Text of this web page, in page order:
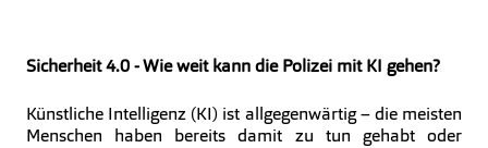
Sicherheit 4.0 - Wie weit kann die Polizei mit KI gehen?
Künstliche Intelligenz (KI) ist allgegenwärtig – die meisten
Menschen haben bereits damit zu tun gehabt oder